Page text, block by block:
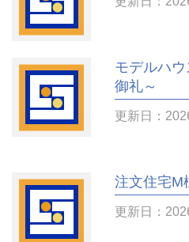
モデルハ
御礼～
更新日：
注文住宅
更新日：